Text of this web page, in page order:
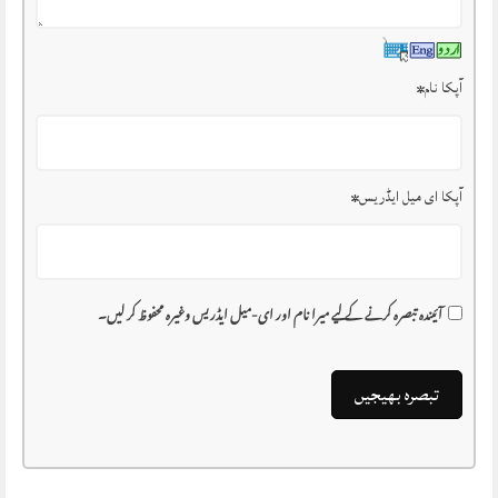
آپکا نام*
آپکا ای میل ایڈریس*
آئیندہ تبصرہ کرنے کے لیے میرا نام اور ای-میل ایڈریس وغیرہ محفوظ کر لیں۔